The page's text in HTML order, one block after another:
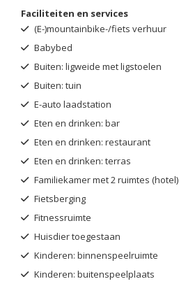
Faciliteiten en services
(E-)mountainbike-/fiets verhuur
Babybed
Buiten: ligweide met ligstoelen
Buiten: tuin
E-auto laadstation
Eten en drinken: bar
Eten en drinken: restaurant
Eten en drinken: terras
Familiekamer met 2 ruimtes (hotel)
Fietsberging
Fitnessruimte
Huisdier toegestaan
Kinderen: binnenspeelruimte
Kinderen: buitenspeelplaats